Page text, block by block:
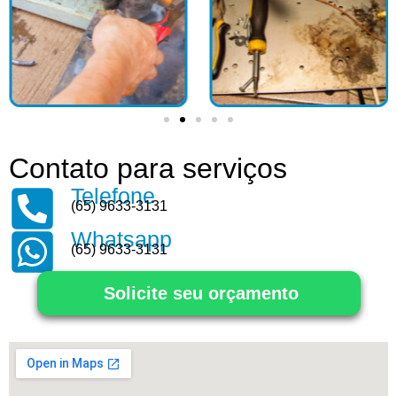
Contato para serviços
Telefone
(65) 9633-3131
Whatsapp
(65) 9633-3131
Solicite seu orçamento